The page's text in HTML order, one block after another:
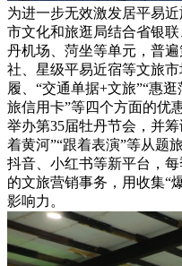
为进一步无效激发居平易
市文化和旅逛局结合省银
丹机场、菏坐等单元，普
社、星级平易近宿等文旅
履、“交通单据+文旅”“惠
旅信用卡”等四个方面的优
举办第35届牡丹节会，并
着黄河”“跟着表演”等从题
抖音、小红书等新平台，
的文旅营销事务，用收集“
影响力。